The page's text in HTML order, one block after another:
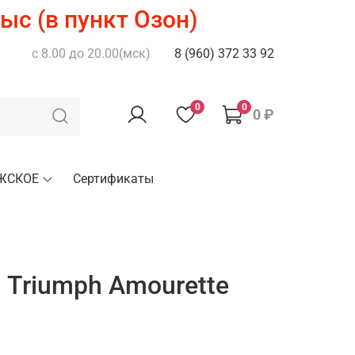
(в пункт Озон)
с 8.00 до 20.00(мск) 8 (960) 372 33 92
0 0 0 ₽
Сертификаты
Triumph Amourette